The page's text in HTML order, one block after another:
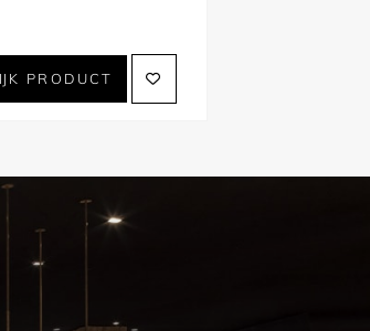
PRODUCT